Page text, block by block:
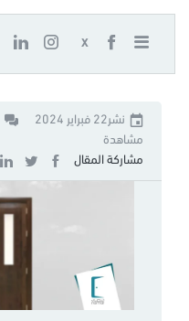
X
نشر22 فبراير 2024
مشاهدة
مشاركة المقال